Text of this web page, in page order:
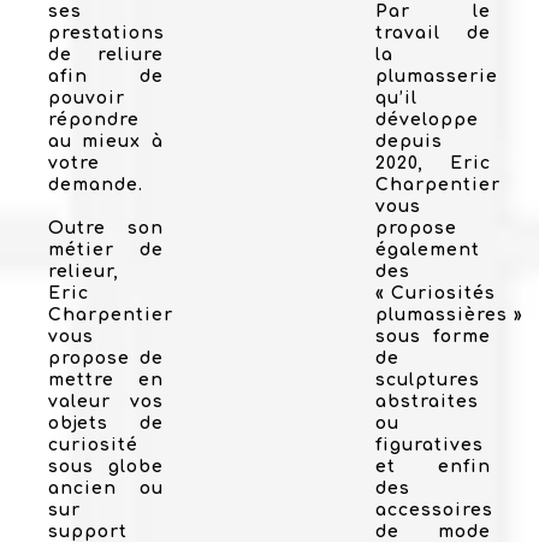
ses
prestations
de reliure
afin de
pouvoir
répondre
au mieux à
votre
demande.
Outre son
métier de
relieur,
Eric
Charpentier
vous
propose de
mettre en
valeur vos
objets de
curiosité
sous globe
ancien ou
sur
support
Par le
travail de
la
plumasserie
qu’il
développe
depuis
2020, Eric
Charpentier
vous
propose
également
des
« Curiosités
plumassières »
sous forme
de
sculptures
abstraites
ou
figuratives
et enfin
des
accessoires
de mode